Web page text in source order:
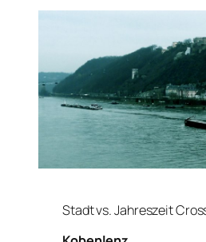
Stadt vs. Jahreszeit